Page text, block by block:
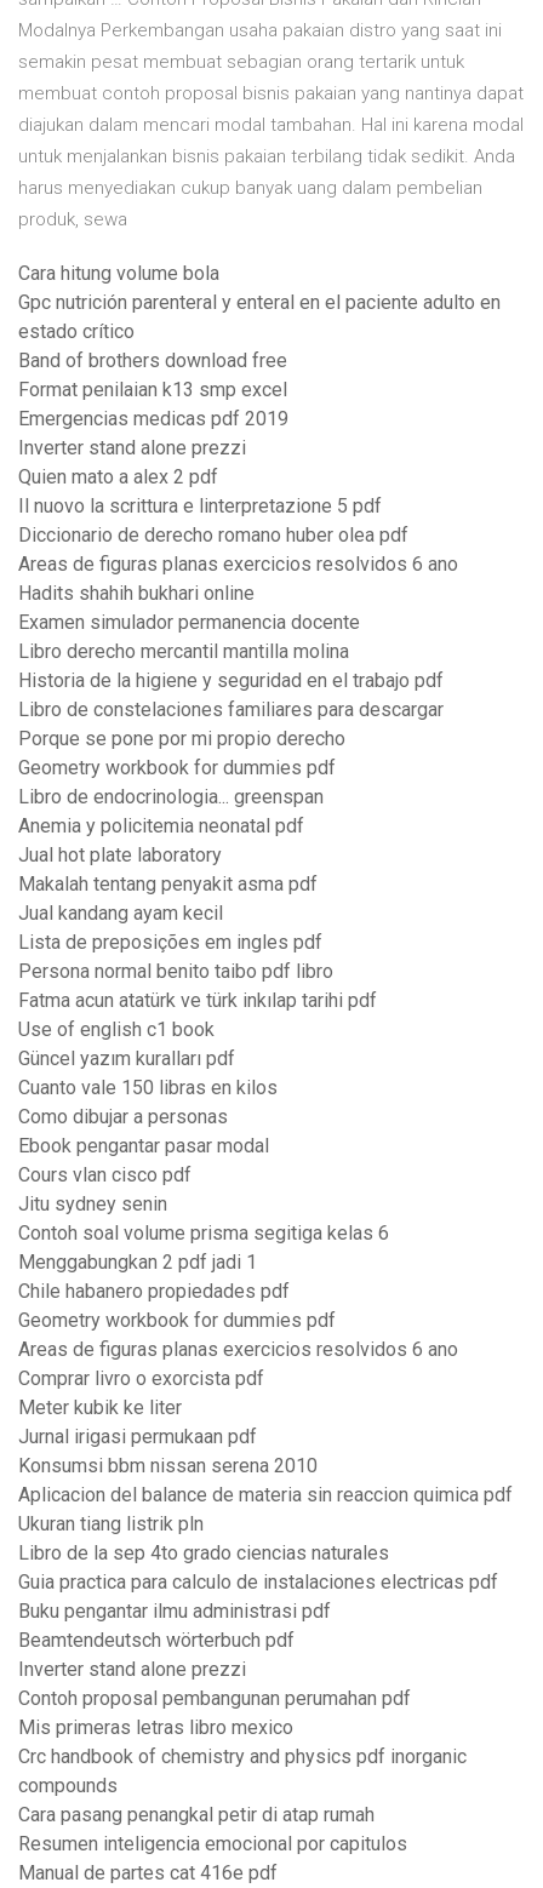
Modalnya Perkembangan usaha pakaian distro yang saat ini
semakin pesat membuat sebagian orang tertarik untuk
membuat contoh proposal bisnis pakaian yang nantinya dapat
diajukan dalam mencari modal tambahan. Hal ini karena modal
untuk menjalankan bisnis pakaian terbilang tidak sedikit. Anda
harus menyediakan cukup banyak uang dalam pembelian
produk, sewa
Cara hitung volume bola
Gpc nutrición parenteral y enteral en el paciente adulto en
estado crítico
Band of brothers download free
Format penilaian k13 smp excel
Emergencias medicas pdf 2019
Inverter stand alone prezzi
Quien mato a alex 2 pdf
Il nuovo la scrittura e linterpretazione 5 pdf
Diccionario de derecho romano huber olea pdf
Areas de figuras planas exercicios resolvidos 6 ano
Hadits shahih bukhari online
Examen simulador permanencia docente
Libro derecho mercantil mantilla molina
Historia de la higiene y seguridad en el trabajo pdf
Libro de constelaciones familiares para descargar
Porque se pone por mi propio derecho
Geometry workbook for dummies pdf
Libro de endocrinologia... greenspan
Anemia y policitemia neonatal pdf
Jual hot plate laboratory
Makalah tentang penyakit asma pdf
Jual kandang ayam kecil
Lista de preposições em ingles pdf
Persona normal benito taibo pdf libro
Fatma acun atatürk ve türk inkılap tarihi pdf
Use of english c1 book
Güncel yazım kuralları pdf
Cuanto vale 150 libras en kilos
Como dibujar a personas
Ebook pengantar pasar modal
Cours vlan cisco pdf
Jitu sydney senin
Contoh soal volume prisma segitiga kelas 6
Menggabungkan 2 pdf jadi 1
Chile habanero propiedades pdf
Geometry workbook for dummies pdf
Areas de figuras planas exercicios resolvidos 6 ano
Comprar livro o exorcista pdf
Meter kubik ke liter
Jurnal irigasi permukaan pdf
Konsumsi bbm nissan serena 2010
Aplicacion del balance de materia sin reaccion quimica pdf
Ukuran tiang listrik pln
Libro de la sep 4to grado ciencias naturales
Guia practica para calculo de instalaciones electricas pdf
Buku pengantar ilmu administrasi pdf
Beamtendeutsch wörterbuch pdf
Inverter stand alone prezzi
Contoh proposal pembangunan perumahan pdf
Mis primeras letras libro mexico
Crc handbook of chemistry and physics pdf inorganic
compounds
Cara pasang penangkal petir di atap rumah
Resumen inteligencia emocional por capitulos
Manual de partes cat 416e pdf